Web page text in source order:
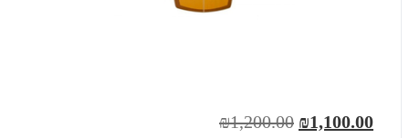
₪1,100.00
₪1,200.00